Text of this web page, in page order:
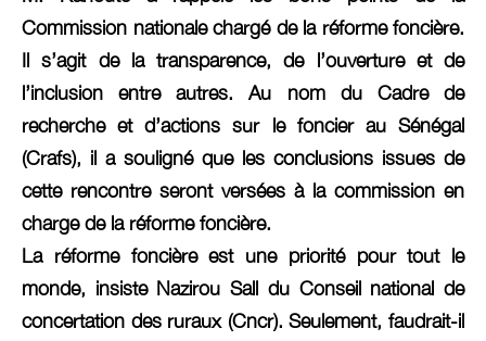
Commission nationale chargé de la réforme foncière.
Il s’agit de la transparence, de l’ouverture et de
l’inclusion entre autres. Au nom du Cadre de
recherche et d’actions sur le foncier au Sénégal
(Crafs), il a souligné que les conclusions issues de
cette rencontre seront versées à la commission en
charge de la réforme foncière.
La réforme foncière est une priorité pour tout le
monde, insiste Nazirou Sall du Conseil national de
concertation des ruraux (Cncr). Seulement, faudrait-il